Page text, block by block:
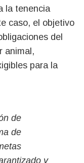
la tenencia
caso, el objetivo
del
animal,
para la
de
de
y